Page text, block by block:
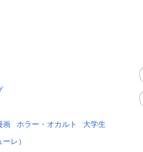
画 ホラー・オカルト 大学生
レ）